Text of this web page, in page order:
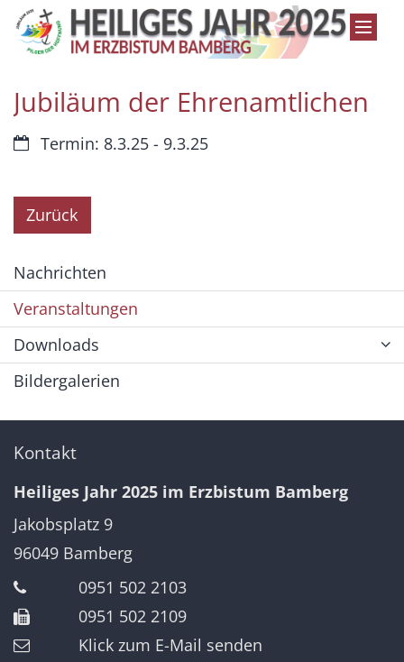
Zum Inhalt springen
Jubiläum der Ehrenamtlichen
Datum:Termin: 8.3.25 - 9.3.25
Zurück
Nachrichten
Veranstaltungen
Downloads
Bildergalerien
Kontakt
Heiliges Jahr 2025 im Erzbistum Bamberg
Jakobsplatz 9
96049 Bamberg
0951 502 2103
0951 502 2109
Klick zum E-Mail senden